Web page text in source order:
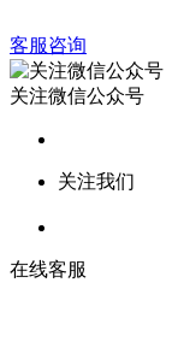
客服咨询
关注微信公众号
关注我们
在线客服